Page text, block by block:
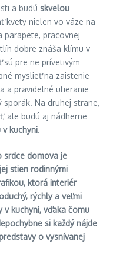
a budú skvelou
kvety nielen vo váze na
parapete, pracovnej
dobre znáša klímu v
pre ne prívetivým
myslieť na zaistenie
a pravidelné utieranie
Na druhej strane,
ale budú aj nádherne
kuchyni.
srdce domova je
stien rodinnými
ktorá interiér
rýchly a veľmi
v kuchyni, vďaka čomu
si každý nájde
o vysnívanej